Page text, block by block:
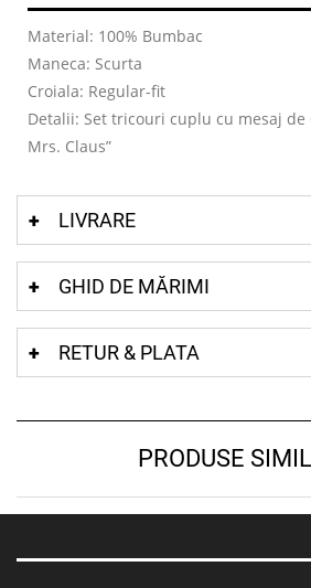
Material: 100% Bumbac
Maneca: Scurta
Croiala: Regular-fit
Detalii: Set tricouri cuplu cu mesaj de
Mrs. Claus”
LIVRARE
GHID DE MĂRIMI
RETUR & PLATA
PRODUSE